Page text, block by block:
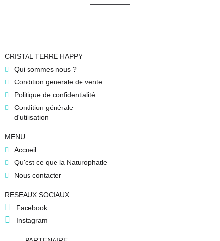
CRISTAL TERRE HAPPY
Qui sommes nous ?
Condition générale de vente
Politique de confidentialité
Condition générale
d'utilisation
MENU
Accueil
Qu'est ce que la Naturophatie
Nous contacter
RESEAUX SOCIAUX
Facebook
Instagram